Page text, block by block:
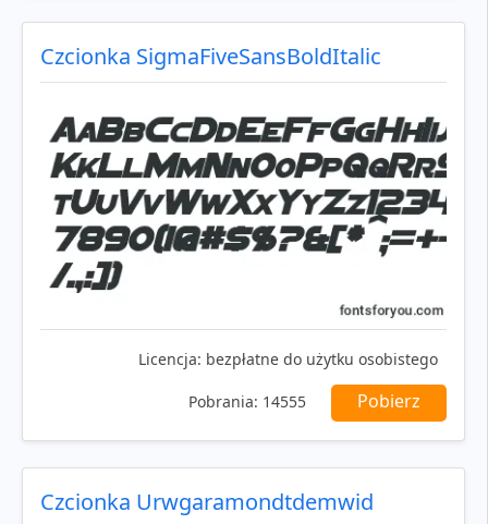
Czcionka SigmaFiveSansBoldItalic
Licencja: bezpłatne do użytku osobistego
Pobrania: 14555 Pobierz
Czcionka Urwgaramondtdemwid